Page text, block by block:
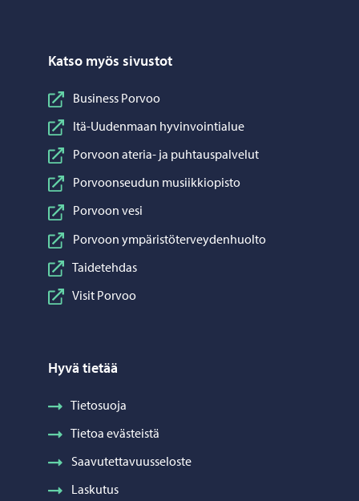
Katso myös sivustot
Business Porvoo
Itä-Uudenmaan hyvinvointialue
Porvoon ateria- ja puhtauspalvelut
Porvoonseudun musiikkiopisto
Porvoon vesi
Porvoon ympäristöterveydenhuolto
Taidetehdas
Visit Porvoo
Hyvä tietää
Tietosuoja
Tietoa evästeistä
Saavutettavuusseloste
Laskutus